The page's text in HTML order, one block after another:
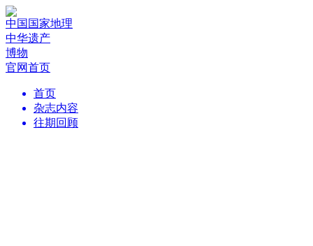
中国国家地理
中华遗产
博物
官网首页
首页
杂志内容
往期回顾